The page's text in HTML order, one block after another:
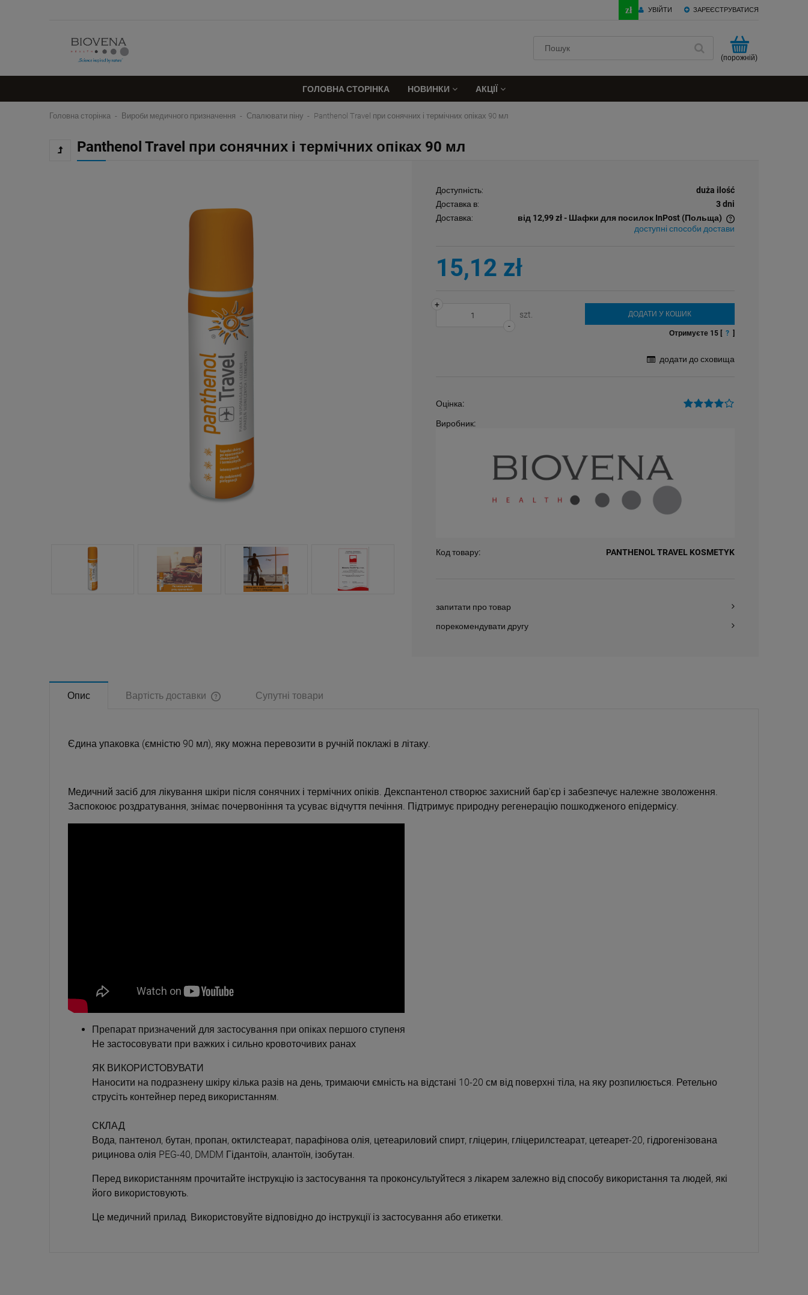
ЗАРЕЄСТРУВАТИСЯ
УВІЙТИ
(порожній)
ГОЛОВНА СТОРІНКА НОВИНКИ АКЦІЇ
Головна сторінка Вироби медичного призначення Спалювати піну Panthenol Travel при сонячних і термічних опіках 90 мл
Panthenol Travel при сонячних і термічних опіках 90 мл
Доступність:
duża ilość
Доставка в:
3 dni
Доставка:
від 12,99 zł- Шафки для посилок InPost (Польща)
доступні способи достави
15,12 zł
-
+
szt.
ДОДАТИ У КОШИК
Отримуєте 15[ ? ]
додати до сховища
Оцінка:
Виробник:
Код товару: PANTHENOL TRAVEL KOSMETYK
запитати про товар
порекомендувати другу
Опис Вартість доставки Супутні товари
Єдина упаковка (ємністю 90 мл), яку можна перевозити в ручній поклажі в літаку.
Медичний засіб для лікування шкіри після сонячних і термічних опіків. Декспантенол створює захисний бар'єр і забезпечує належне зволоження.
Заспокоює роздратування, знімає почервоніння та усуває відчуття печіння. Підтримує природну регенерацію пошкодженого епідермісу.
Препарат призначений для застосування при опіках першого ступеня
Не застосовувати при важких і сильно кровоточивих ранах
ЯК ВИКОРИСТОВУВАТИ
Наносити на подразнену шкіру кілька разів на день, тримаючи ємність на відстані 10-20 см від поверхні тіла, на яку розпилюється. Ретельно
струсіть контейнер перед використанням.
СКЛАД
Вода, пантенол, бутан, пропан, октилстеарат, парафінова олія, цетеариловий спирт, гліцерин, гліцерилстеарат, цетеарет-20, гідрогенізована
рицинова олія PEG-40, DMDM Гідантоїн, алантоїн, ізобутан.
Перед використанням прочитайте інструкцію із застосування та проконсультуйтеся з лікарем залежно від способу використання та людей, які
його використовують.
Це медичний прилад. Використовуйте відповідно до інструкції із застосування або етикетки.